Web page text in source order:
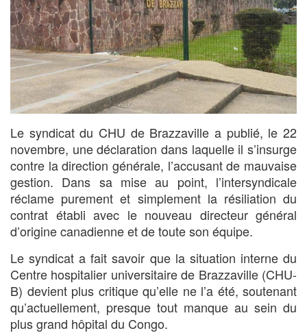
Le syndicat du CHU de Brazzaville a publié, le 22
novembre, une déclaration dans laquelle il s’insurge
contre la direction générale, l’accusant de mauvaise
gestion. Dans sa mise au point, l’intersyndicale
réclame purement et simplement la résiliation du
contrat établi avec le nouveau directeur général
d’origine canadienne et de toute son équipe.
Le syndicat a fait savoir que la situation interne du
Centre hospitalier universitaire de Brazzaville (CHU-
B) devient plus critique qu’elle ne l’a été, soutenant
qu’actuellement, presque tout manque au sein du
plus grand hôpital du Congo.